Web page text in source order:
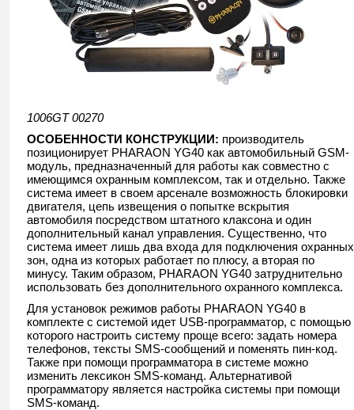
1006GT 00270
ОСОБЕННОСТИ КОНСТРУКЦИИ: производитель
позиционирует PHARAON YG40 как автомобильный GSM-
модуль, предназначенный для работы как совместно с
имеющимся охранным комплексом, так и отдельно. Также
система имеет в своем арсенале возможность блокировки
двигателя, цепь извещения о попытке вскрытия
автомобиля посредством штатного клаксона и один
дополнительный канал управления. Существенно, что
система имеет лишь два входа для подключения охранных
зон, одна из которых работает по плюсу, а вторая по
минусу. Таким образом, PHARAON YG40 затруднительно
использовать без дополнительного охранного комплекса.
Для установок режимов работы PHARAON YG40 в
комплекте с системой идет USB-программатор, с помощью
которого настроить систему проще всего: задать номера
телефонов, тексты SMS-сообщений и поменять пин-код.
Также при помощи программатора в системе можно
изменить лексикон SMS-команд. Альтернативой
программатору является настройка системы при помощи
SMS-команд.